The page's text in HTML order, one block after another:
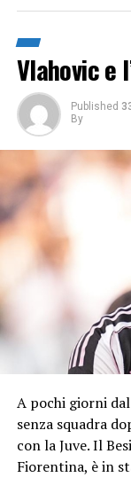
Vlahovic e
Published
By
A pochi giorni
senza squadra
con la Juve. Il
Fiorentina, è in